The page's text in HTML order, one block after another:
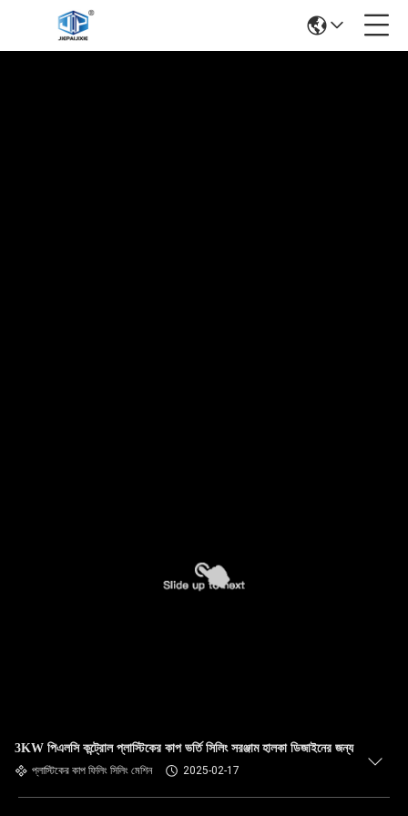
3KW পিএলসি কন্ট্রোল প্লাস্টিকের কাপ ভর্তি সিলিং সরঞ্জাম হালকা ডিজাইনের জন্য
প্লাস্টিকের কাপ ফিলিং সিলিং মেশিন 2025-02-17